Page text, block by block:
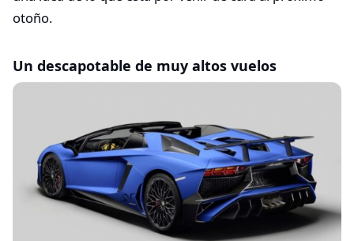
otoño.
Un descapotable de muy altos vuelos